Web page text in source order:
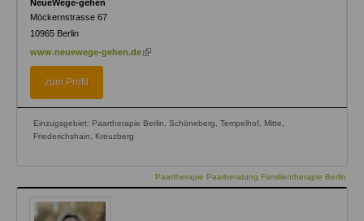
NeueWege-gehen
Möckernstrasse 67
10965 Berlin
www.neuewege-gehen.de (link
zum Profil
Einzugsgebiet: Paartherapie Berlin, Schöneberg, Tempelhof, Mitte,
Friederichshain, Kreuzberg
Paartherapie Paarberatung Familientherapie Berlin